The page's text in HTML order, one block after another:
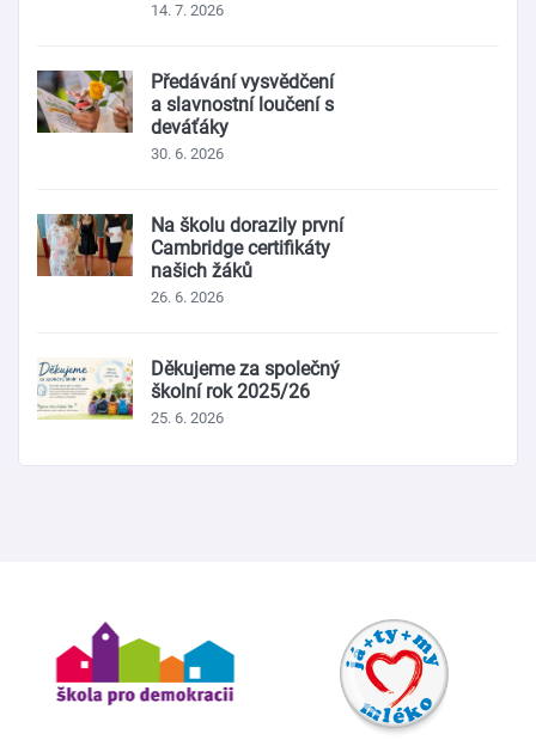
14. 7. 2026
Předávání vysvědčení
a slavnostní loučení s
deváťáky
30. 6. 2026
Na školu dorazily první
Cambridge certifikáty
našich žáků
26. 6. 2026
Děkujeme za společný
školní rok 2025/26
25. 6. 2026